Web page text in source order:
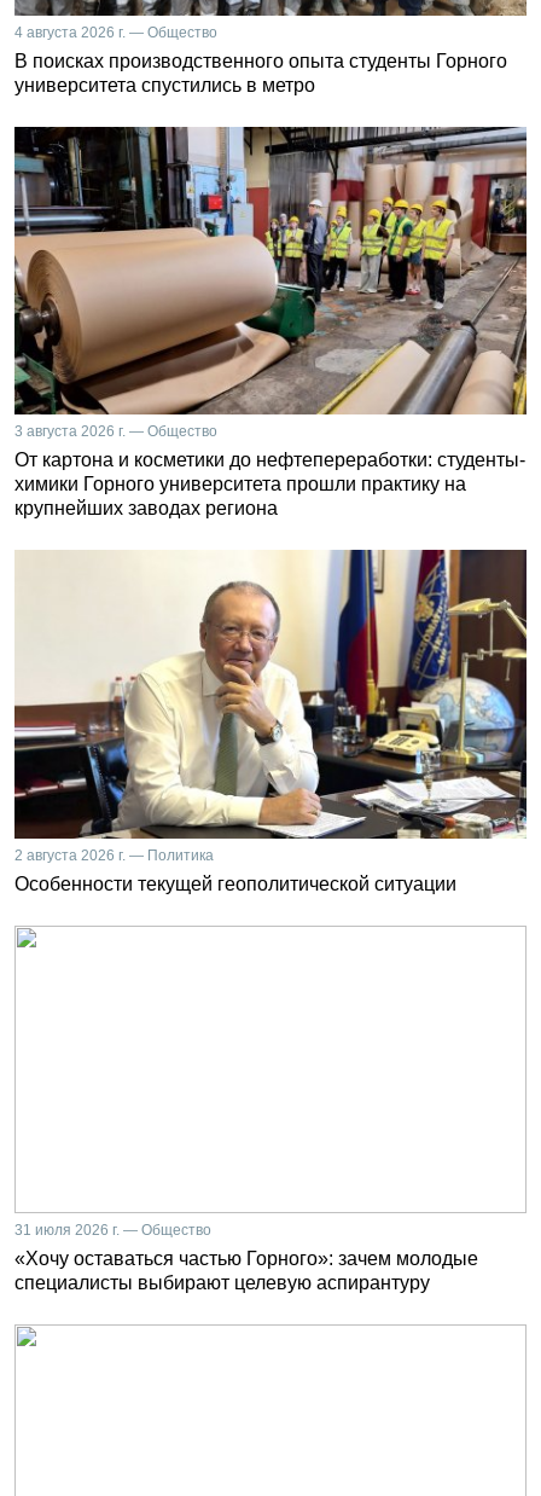
4 августа 2026 г. — Общество
В поисках производственного опыта студенты Горного
университета спустились в метро
3 августа 2026 г. — Общество
От картона и косметики до нефтепереработки: студенты-
химики Горного университета прошли практику на
крупнейших заводах региона
2 августа 2026 г. — Политика
Особенности текущей геополитической ситуации
31 июля 2026 г. — Общество
«Хочу оставаться частью Горного»: зачем молодые
специалисты выбирают целевую аспирантуру